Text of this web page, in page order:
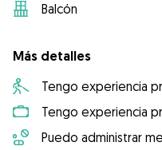
Balcón
Más detalles
Tengo experiencia
Tengo experiencia
Puedo administrar